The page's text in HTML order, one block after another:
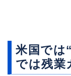
米国では
では残業